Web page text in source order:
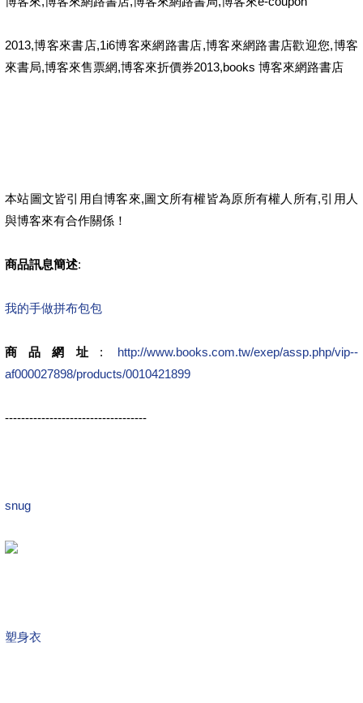
2013,博客來書店,1i6博客來網路書店,博客來網路書店歡迎您,博客
來書局,博客來售票網,博客來折價券2013,books 博客來網路書店
本站圖文皆引用自博客來,圖文所有權皆為原所有權人所有,引用人
與博客來有合作關係！
商品訊息簡述:
我的手做拼布包包
商品網址 : http://www.books.com.tw/exep/assp.php/vip--
af000027898/products/0010421899
-----------------------------------
snug
塑身衣